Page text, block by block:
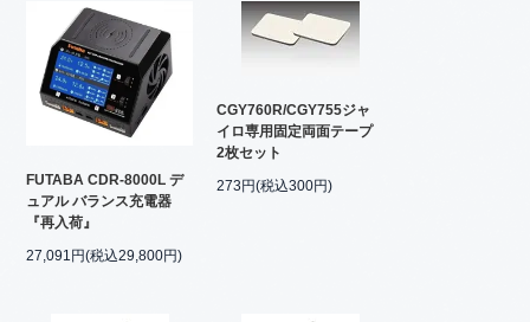
FUTABA CDR-8000L デ
ュアル バランス充電器
『再入荷』
27,091円(税込29,800円)
CGY760R/CGY755ジャ
イロ専用固定両面テープ
2枚セット
273円(税込300円)